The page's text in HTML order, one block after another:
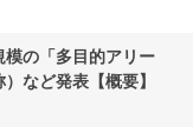
模の「多目的アリー
など発表【概要】